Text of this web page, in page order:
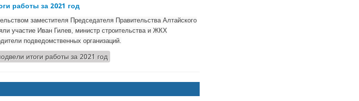
работы за 2021 год
заместителя Председателя Правительства Алтайского
участие Иван Гилев, министр строительства и ЖКХ
подведомственных организаций.
итоги работы за 2021 год